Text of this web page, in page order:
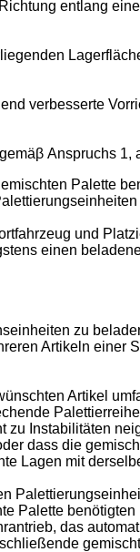
entlang
verbesserte
Anspruchs
Palette
und
einen
zu
Artikeln einer
Artikel
Instabilitäten
dass die
Lagen mit
Palette
das